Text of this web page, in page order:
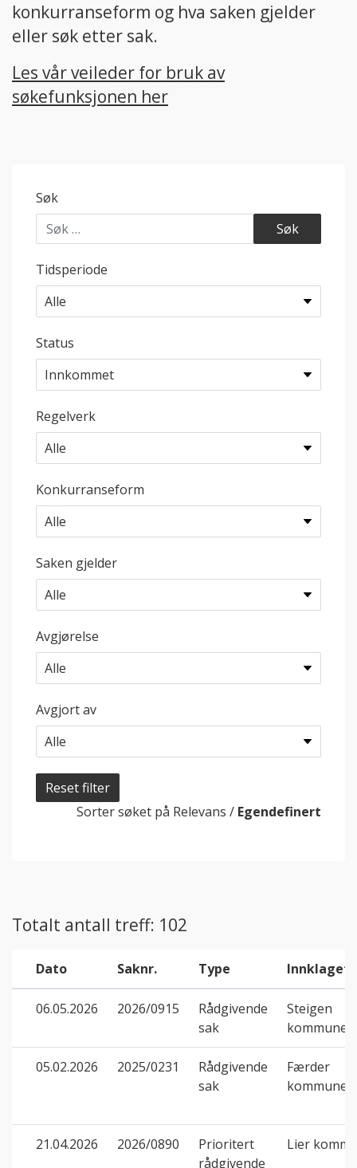
konkurranseform og hva saken gjelder
eller søk etter sak.
Les vår veileder for bruk av
søkefunksjonen her
Søk
Tidsperiode
Status
Regelverk
Konkurranseform
Saken gjelder
Avgjørelse
Avgjort av
Reset filter
Sorter søket på Relevans / Egendefinert
Totalt antall treff: 102
Dato Saknr. Type Innklaget
06.05.2026 2026/0915
Rådgivende
sak
Steigen
kommune
05.02.2026 2025/0231
Rådgivende
sak
Færder
kommune
21.04.2026 2026/0890
Prioritert
rådgivende
Lier